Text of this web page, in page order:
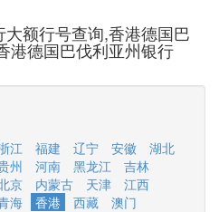
额行号查询,香港德国巴
港德国巴伐利亚州银行
江 福建 辽宁 安徽
湖北
州 河南 黑龙江
吉林
京 内蒙古 天津
江西
海 香港 西藏
澳门